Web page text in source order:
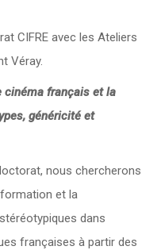
CIFRE avec les Ateliers
Véray.
cinéma français et la
généricité et
nous chercherons
et la
dans
françaises à partir des